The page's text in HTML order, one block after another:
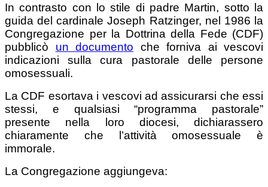
In contrasto con lo stile di padre Martin, sotto la
guida del cardinale Joseph Ratzinger, nel 1986 la
Congregazione per la Dottrina della Fede (CDF)
pubblicò un documento che forniva ai vescovi
indicazioni sulla cura pastorale delle persone
omosessuali.
La CDF esortava i vescovi ad assicurarsi che essi
stessi, e qualsiasi “programma pastorale”
presente nella loro diocesi, dichiarassero
chiaramente che l’attività omosessuale è
immorale.
La Congregazione aggiungeva: